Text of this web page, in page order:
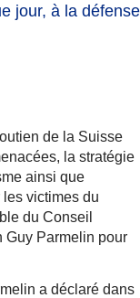
jour, à la défense
de la Suisse
la stratégie
ainsi que
les victimes du
du Conseil
Guy Parmelin pour
a déclaré dans